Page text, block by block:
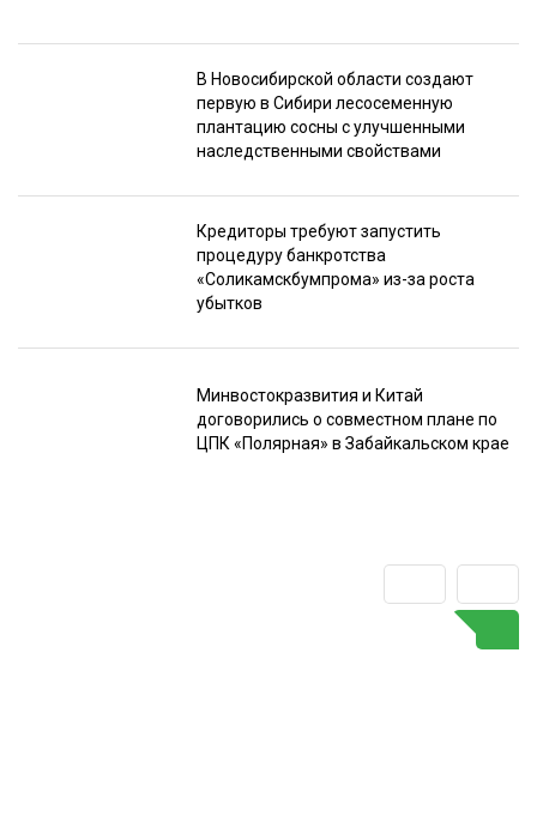
В Новосибирской области создают
первую в Сибири лесосеменную
плантацию сосны с улучшенными
наследственными свойствами
Кредиторы требуют запустить
процедуру банкротства
«Соликамскбумпрома» из-за роста
убытков
Минвостокразвития и Китай
договорились о совместном плане по
ЦПК «Полярная» в Забайкальском крае